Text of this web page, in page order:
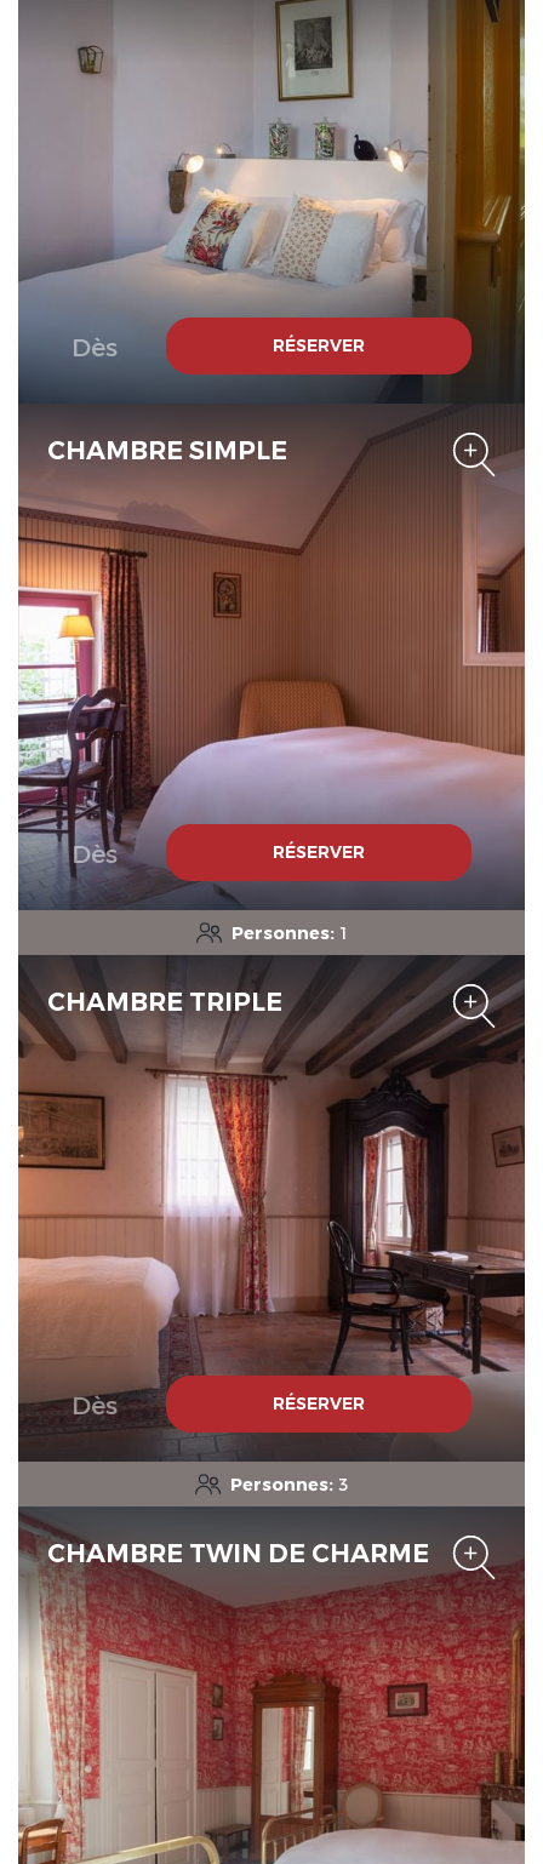
Dès RÉSERVER
CHAMBRE SIMPLE
Dès RÉSERVER
Personnes: 1
CHAMBRE TRIPLE
Dès RÉSERVER
Personnes: 3
CHAMBRE TWIN DE CHARME
Originals Relais
Le Domaine de Mestré, The
Le Domaine de Mestré, The
Le Domaine de Mestré, The
Originals Relais
Le Domaine de Mestré, The
Originals Relais
Le Domaine de Mestré, The
Originals Relais
Le Domaine de Mestré, The
Originals Relais
Le Domaine de Mestré, The
Originals Relais